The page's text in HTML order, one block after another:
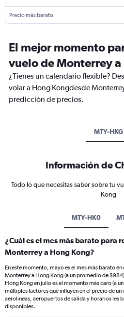
Precio más barato
El mejor momento
vuelo de Monterrey a
¿Tienes un calendario flexible?
volar a Hong Kongdesde
predicción de precios.
MTY-HKG
Información de
Todo lo que necesitas saber sobre tu
Kong
MTY-HK0
¿Cuál es el mes más barato para
Monterrey a Hong Kong?
En este momento, mayo es el mes más barato
Monterrey a Hong Kong (a un promedio de
Hong Kong en julio es el momento más caro (a
múltiples factores que influyen en el precio de
aerolíneas, aeropuertos de salida y horarios les
disponibles.